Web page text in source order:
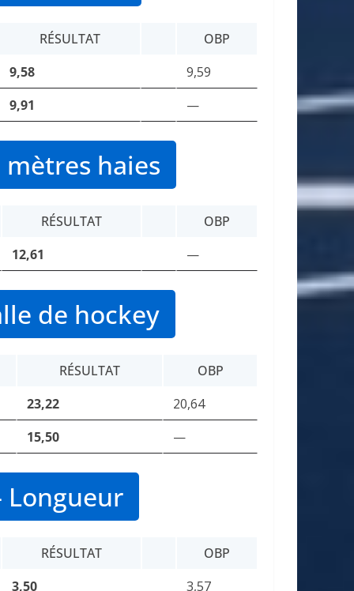
RÉSULTAT
OBP
9,58
9,59
9,91
—
haies
RÉSULTAT
OBP
12,61
—
de hockey
RÉSULTAT
OBP
23,22
20,64
15,50
—
Longueur
RÉSULTAT
OBP
3,50
3,57